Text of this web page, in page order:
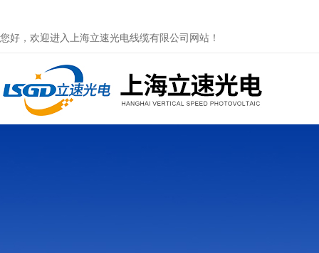
您好，欢迎进入上海立速光电线缆有限公司网站！